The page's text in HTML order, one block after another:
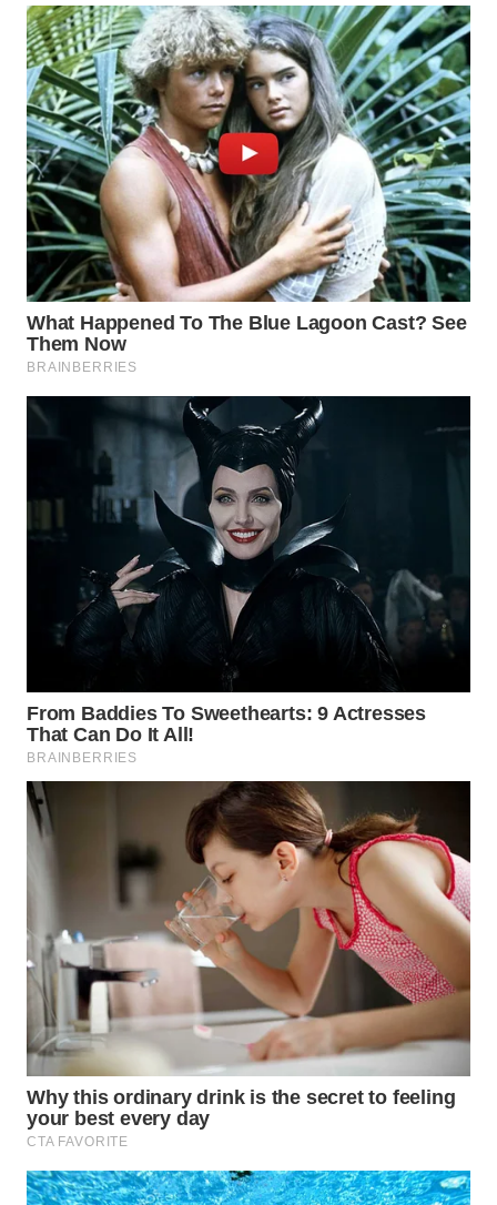
WN
TAPANULI
UTARA
WN
SAMOSIR
WN
PADANG
LAWAS
WN
SUMEDANG
CIANJUR
WN
KEPULAUAN
SERIBU
WN
TANGERANG
BINJAI
WN
CIREBON
KUNINGAN
WN
MAJALENGKA
SUBANG
WN
SUKABUMI